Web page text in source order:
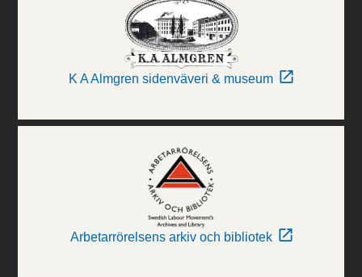
K A Almgren sidenväveri & museum
Arbetarrörelsens arkiv och bibliotek